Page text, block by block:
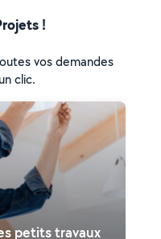
!
vos demandes
clic.
petits travaux